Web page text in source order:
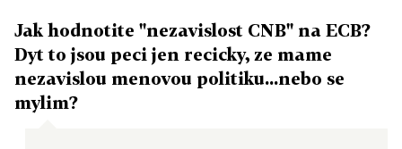
Jak hodnotite "nezavislost CNB" na ECB?
Dyt to jsou peci jen recicky, ze mame
nezavislou menovou politiku...nebo se
mylim?